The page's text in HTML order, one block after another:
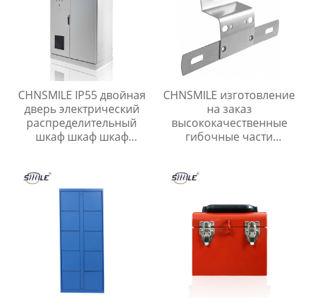
CHNSMILE IP55 двойная
дверь электрический
распределительный
шкаф шкаф шкаф
металлические шкаф
питания
CHNSMILE изготовление
на заказ
высококачественные
гибочные части